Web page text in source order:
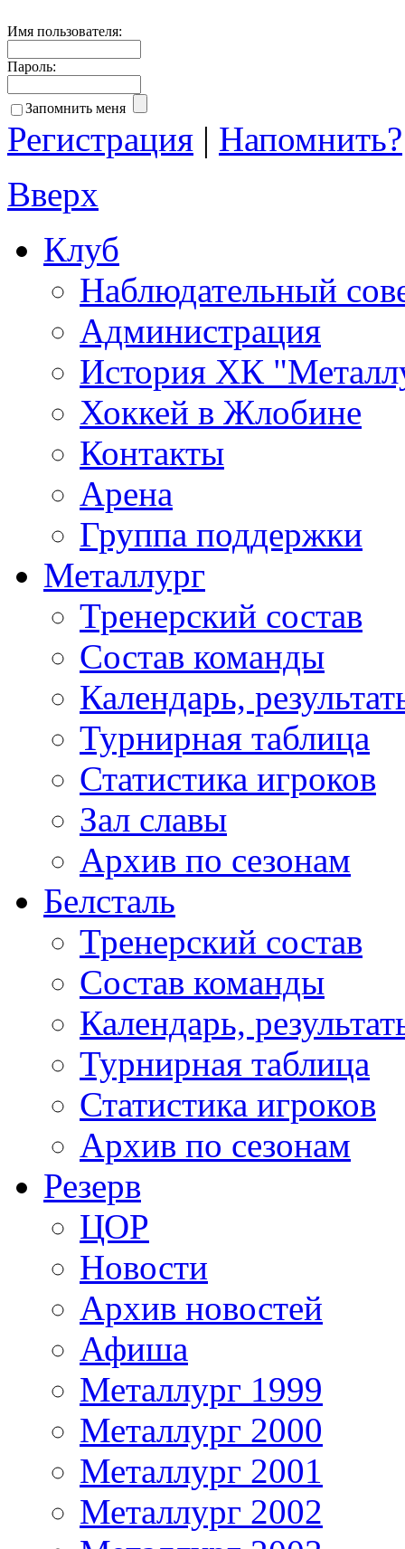
Имя пользователя:
Пароль:
Запомнить меня
Регистрация | Напомнить?
Вверх
Клуб
Наблюдательный
Администрация
История ХК
Хоккей в Жлобине
Контакты
Арена
Группа поддержки
Металлург
Тренерский состав
Состав команды
Календарь,
Турнирная таблица
Статистика игроков
Зал славы
Архив по сезонам
Белсталь
Тренерский состав
Состав команды
Календарь,
Турнирная таблица
Статистика игроков
Архив по сезонам
Резерв
ЦОР
Новости
Архив новостей
Афиша
Металлург 1999
Металлург 2000
Металлург 2001
Металлург 2002